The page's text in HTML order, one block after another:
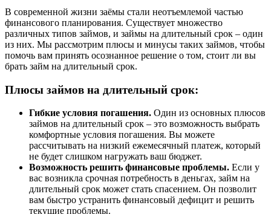
В современной жизни заёмы стали неотъемлемой частью
финансового планирования. Существует множество
различных типов займов, и займы на длительный срок – один
из них. Мы рассмотрим плюсы и минусы таких займов, чтобы
помочь вам принять осознанное решение о том, стоит ли вы
брать займ на длительный срок.
Плюсы займов на длительный срок:
Гибкие условия погашения. Один из основных плюсов
займов на длительный срок – это возможность выбрать
комфортные условия погашения. Вы можете
рассчитывать на низкий ежемесячный платеж, который
не будет слишком нагружать ваш бюджет.
Возможность решить финансовые проблемы. Если у
вас возникла срочная потребность в деньгах, займ на
длительный срок может стать спасением. Он позволит
вам быстро устранить финансовый дефицит и решить
текущие проблемы.